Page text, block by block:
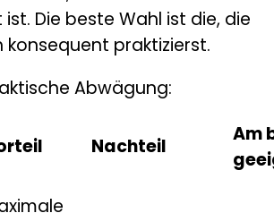
Die beste Wahl ist die, die
praktizierst.
Abwägung:
Nachteil
Am